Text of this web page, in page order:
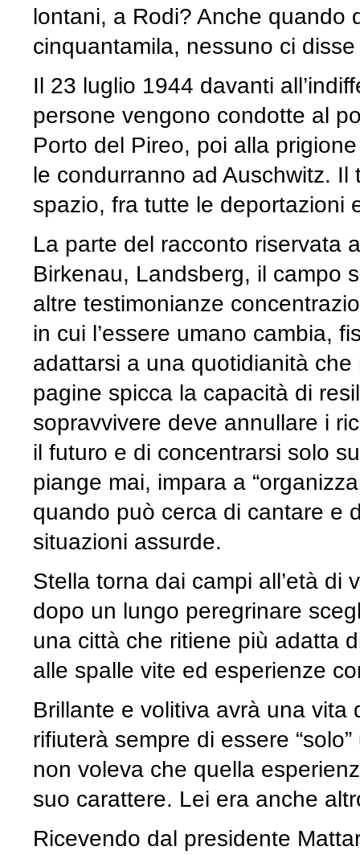
lontani, a Rodi? Anche quando
cinquantamila, nessuno ci
Il 23 luglio 1944 davanti
persone vengono condotte al
Porto del Pireo, poi alla
le condurranno ad Auschwitz.
spazio, fra tutte le deportazioni
La parte del racconto riservata
Birkenau, Landsberg, il campo
altre testimonianze
in cui l’essere umano cambia,
adattarsi a una quotidianità
pagine spicca la capacità di
sopravvivere deve annullare i
il futuro e di concentrarsi solo
piange mai, impara a
quando può cerca di cantare e
situazioni assurde.
Stella torna dai campi all’età di
dopo un lungo peregrinare
una città che ritiene più adatta
alle spalle vite ed esperienze
Brillante e volitiva avrà una vita
rifiuterà sempre di essere
non voleva che quella
suo carattere. Lei era anche
Ricevendo dal presidente